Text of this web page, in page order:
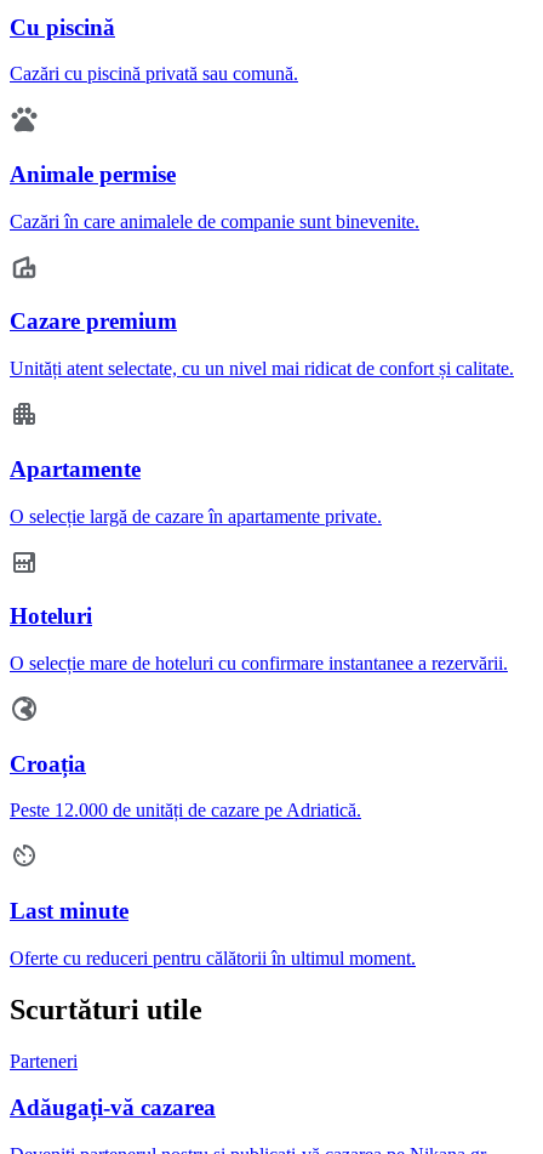
Cu piscină
Cazări cu piscină privată sau comună.
Animale permise
Cazări în care animalele de companie sunt binevenite.
Cazare premium
Unități atent selectate, cu un nivel mai ridicat de confort și calitate.
Apartamente
O selecție largă de cazare în apartamente private.
Hoteluri
O selecție mare de hoteluri cu confirmare instantanee a rezervării.
Croația
Peste 12.000 de unități de cazare pe Adriatică.
Last minute
Oferte cu reduceri pentru călătorii în ultimul moment.
Scurtături utile
Parteneri
Adăugați-vă cazarea